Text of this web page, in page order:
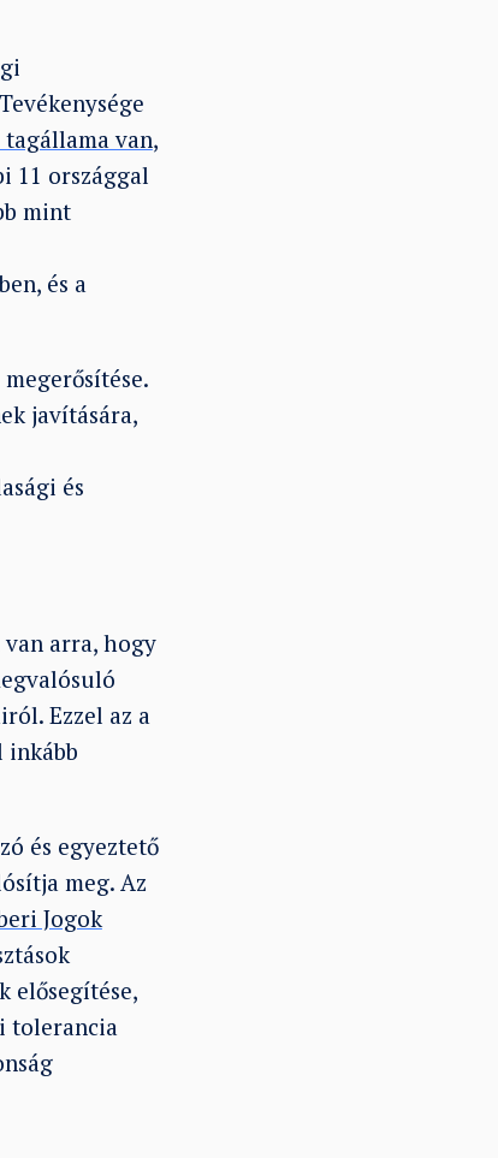
tagállama van,
11 országgal
mint
és a
javítására,
és
van arra, hogy
Ezzel az a
inkább
és egyeztető
meg. Az
Jogok
elősegítése,
tolerancia